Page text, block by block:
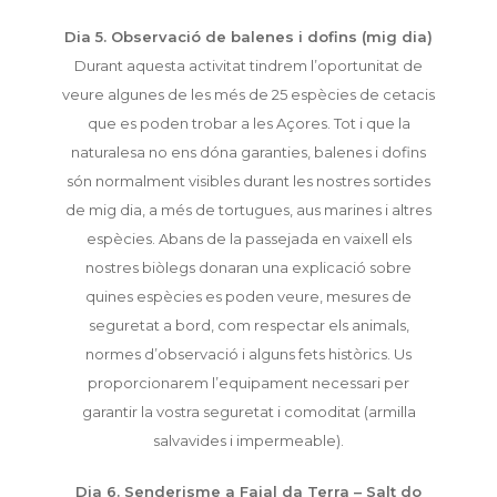
Dia 5. Observació de balenes i dofins (mig dia)
Durant aquesta activitat tindrem l’oportunitat de
veure algunes de les més de 25 espècies de cetacis
que es poden trobar a les Açores. Tot i que la
naturalesa no ens dóna garanties, balenes i dofins
són normalment visibles durant les nostres sortides
de mig dia, a més de tortugues, aus marines i altres
espècies. Abans de la passejada en vaixell els
nostres biòlegs donaran una explicació sobre
quines espècies es poden veure, mesures de
seguretat a bord, com respectar els animals,
normes d’observació i alguns fets històrics. Us
proporcionarem l’equipament necessari per
garantir la vostra seguretat i comoditat (armilla
salvavides i impermeable).
Dia 6. Senderisme a Faial da Terra – Salt do